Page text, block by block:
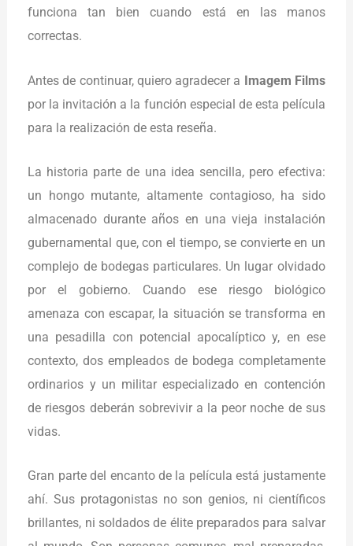
funciona tan bien cuando está en las manos
correctas.
Antes de continuar, quiero agradecer a Imagem Films
por la invitación a la función especial de esta película
para la realización de esta reseña.
La historia parte de una idea sencilla, pero efectiva:
un hongo mutante, altamente contagioso, ha sido
almacenado durante años en una vieja instalación
gubernamental que, con el tiempo, se convierte en un
complejo de bodegas particulares. Un lugar olvidado
por el gobierno. Cuando ese riesgo biológico
amenaza con escapar, la situación se transforma en
una pesadilla con potencial apocalíptico y, en ese
contexto, dos empleados de bodega completamente
ordinarios y un militar especializado en contención
de riesgos deberán sobrevivir a la peor noche de sus
vidas.
Gran parte del encanto de la película está justamente
ahí. Sus protagonistas no son genios, ni científicos
brillantes, ni soldados de élite preparados para salvar